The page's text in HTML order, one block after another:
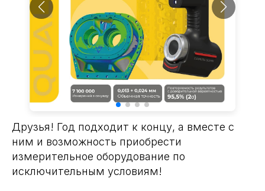
Друзья! Год подходит к концу, а вместе с
ним и возможность приобрести
измерительное оборудование по
исключительным условиям!